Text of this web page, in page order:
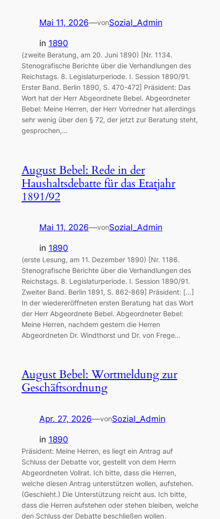
Mai 11, 2026—vonSozial_Admin
in 1890
(zweite Beratung, am 20. Juni 1890) [Nr. 1134.
Stenografische Berichte über die Verhandlungen des
Reichstags. 8. Legislaturperiode. I. Session 1890/91.
Erster Band. Berlin 1890, S. 470-472] Präsident: Das
Wort hat der Herr Abgeordnete Bebel. Abgeordneter
Bebel: Meine Herren, der Herr Vorredner hat allerdings
sehr wenig über den § 72, der jetzt zur Beratung steht,
gesprochen,…
August Bebel: Rede in der
Haushaltsdebatte für das Etatjahr
1891/92
Mai 11, 2026—vonSozial_Admin
in 1890
(erste Lesung, am 11. Dezember 1890) [Nr. 1186.
Stenografische Berichte über die Verhandlungen des
Reichstags. 8. Legislaturperiode. I. Session 1890/91.
Zweiter Band. Berlin 1891, S. 862-869] Präsident: […]
In der wiedereröffneten ersten Beratung hat das Wort
der Herr Abgeordnete Bebel. Abgeordneter Bebel:
Meine Herren, nachdem gestern die Herren
Abgeordneten Dr. Windthorst und Dr. von Frege…
August Bebel: Wortmeldung zur
Geschäftsordnung
Apr. 27, 2026—vonSozial_Admin
in 1890
Präsident: Meine Herren, es liegt ein Antrag auf
Schluss der Debatte vor, gestellt von dem Herrn
Abgeordneten Vollrat. Ich bitte, dass die Herren,
welche diesen Antrag unterstützen wollen, aufstehen.
(Geschieht.) Die Unterstützung reicht aus. Ich bitte,
dass die Herren aufstehen oder stehen bleiben, welche
den Schluss der Debatte beschließen wollen.